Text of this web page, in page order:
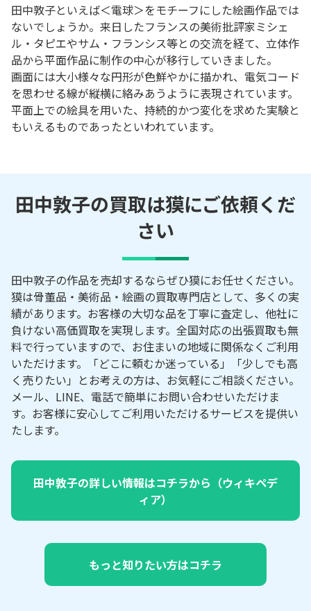
田中敦子といえば＜電球＞をモチーフにした絵画作品では
ないでしょうか。来日したフランスの美術批評家ミシェ
ル・タピエやサム・フランシス等との交流を経て、立体作
品から平面作品に制作の中心が移行していきました。
画面には大小様々な円形が色鮮やかに描かれ、電気コード
を思わせる線が縦横に絡みあうように表現されています。
平面上での絵具を用いた、持続的かつ変化を求めた実験と
もいえるものであったといわれています。
田中敦子の買取は獏にご依頼くだ
さい
田中敦子の作品を売却するならぜひ獏にお任せください。
獏は骨董品・美術品・絵画の買取専門店として、多くの実
績があります。お客様の大切な品を丁寧に査定し、他社に
負けない高価買取を実現します。全国対応の出張買取も無
料で行っていますので、お住まいの地域に関係なくご利用
いただけます。「どこに頼むか迷っている」「少しでも高
く売りたい」とお考えの方は、お気軽にご相談ください。
メール、LINE、電話で簡単にお問い合わせいただけま
す。お客様に安心してご利用いただけるサービスを提供い
たします。
田中敦子の詳しい情報はコチラから（ウィキペデ
ィア）
もっと知りたい方はコチラ